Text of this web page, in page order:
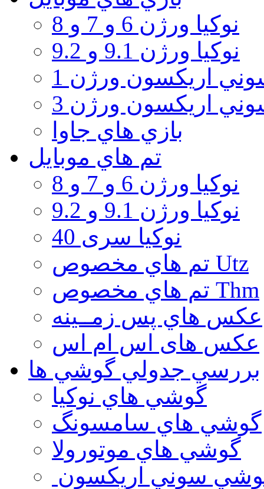
نوكيا ورژن 6 و 7 و 8
نوكيا ورژن 9.1 و 9.2
اريكسون ورژن 1
اريكسون ورژن 3
بازي هاي جاوا
تم هاي موبايل
نوكيا ورژن 6 و 7 و 8
نوكيا ورژن 9.1 و 9.2
نوکیا سری 40
تم هاي مخصوص Utz
تم هاي مخصوص Thm
عكس هاي پس زمــينه
عكس های اس ام اس
بررسي جدولي گوشي ها
گوشي هاي نوكيا
گوشي هاي سامسونگ
گوشي هاي موتورولا
سوني اريكسون